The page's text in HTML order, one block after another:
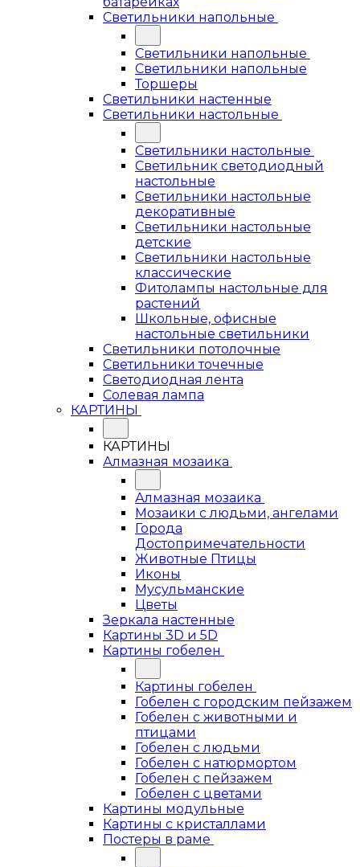
Светильники напольные
Светильники напольные
Светильники напольные
Торшеры
Светильники настенные
Светильники настольные
Светильники настольные
Светильник светодиодный
настольные
Светильники настольные
декоративные
Светильники настольные
детские
Светильники настольные
классические
Фитолампы настольные для
растений
Школьные, офисные
настольные светильники
Светильники потолочные
Светильники точечные
Светодиодная лента
Солевая лампа
КАРТИНЫ
КАРТИНЫ
Алмазная мозаика
Алмазная мозаика
Мозаики с людьми, ангелами
Города
Достопримечательности
Животные Птицы
Иконы
Мусульманские
Цветы
Зеркала настенные
Картины 3D и 5D
Картины гобелен
Картины гобелен
Гобелен с городским пейзажем
Гобелен с животными и
птицами
Гобелен с людьми
Гобелен с натюрмортом
Гобелен с пейзажем
Гобелен с цветами
Картины модульные
Картины с кристаллами
Постеры в раме